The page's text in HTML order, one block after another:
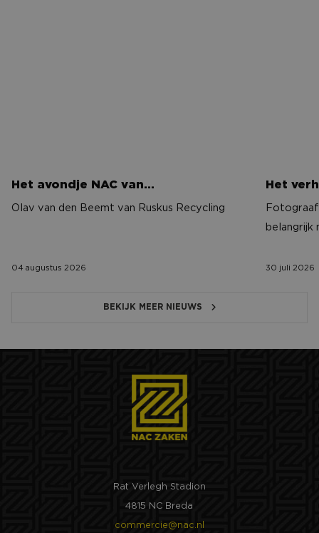
Het avondje NAC van…
Olav van den Beemt van Ruskus Recycling
04 augustus 2026
Het
belangrijk
30 juli 2026
BEKIJK MEER NIEUWS
Rat Verlegh Stadion
4815 NC Breda
commercie@nac.nl